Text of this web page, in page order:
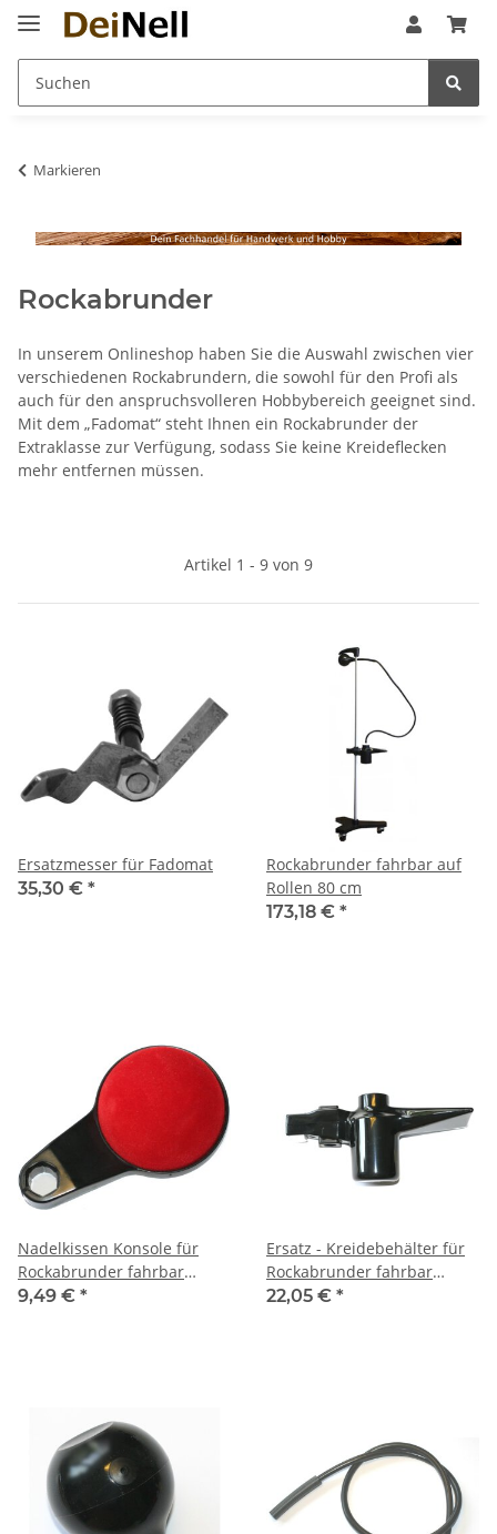
Markieren
Rockabrunder
In unserem Onlineshop haben Sie die Auswahl zwischen vier
verschiedenen Rockabrundern, die sowohl für den Profi als
auch für den anspruchsvolleren Hobbybereich geeignet sind.
Mit dem „Fadomat“ steht Ihnen ein Rockabrunder der
Extraklasse zur Verfügung, sodass Sie keine Kreideflecken
mehr entfernen müssen.
Artikel 1 - 9 von 9
Ersatzmesser für Fadomat
35,30 € *
Rockabrunder fahrbar auf
Rollen 80 cm
173,18 € *
Nadelkissen Konsole für
Rockabrunder fahrbar
(#116)
9,49 € *
Ersatz - Kreidebehälter für
Rockabrunder fahrbar
(#116)
22,05 € *